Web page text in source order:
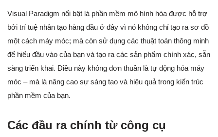
Visual Paradigm nổi bật là phần mềm mô hình hóa được hỗ trợ
bởi trí tuệ nhân tạo hàng đầu ở đây vì nó không chỉ tạo ra sơ đồ
một cách máy móc; mà còn sử dụng các thuật toán thông minh
để hiểu đầu vào của bạn và tạo ra các sản phẩm chính xác, sẵn
sàng triển khai. Điều này không đơn thuần là tự động hóa máy
móc – mà là nâng cao sự sáng tạo và hiệu quả trong kiến trúc
phần mềm của bạn.
Các đầu ra chính từ công cụ